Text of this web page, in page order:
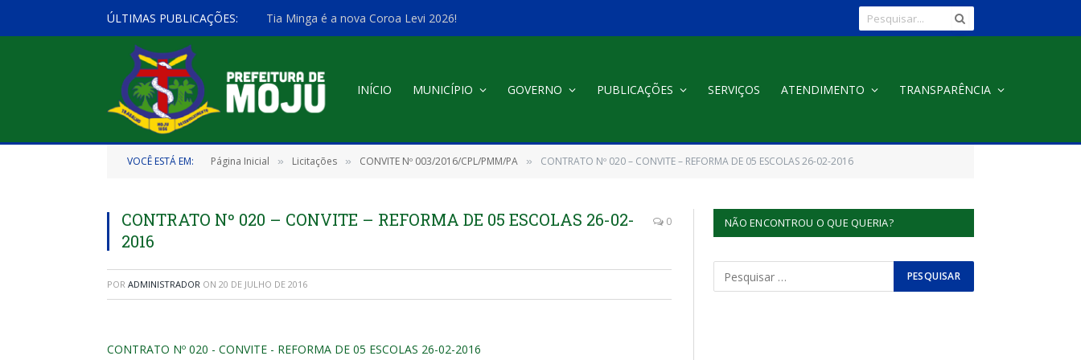
ÚLTIMAS PUBLICAÇÕES: Tia Minga é a nova Coroa Levi 2026!
INÍCIO MUNICÍPIO GOVERNO PUBLICAÇÕES SERVIÇOS ATENDIMENTO TRANSPARÊNCIA
VOCÊ ESTÁ EM: Página Inicial » Licitações » CONVITE Nº 003/2016/CPL/PMM/PA » CONTRATO Nº 020 – CONVITE – REFORMA DE 05 ESCOLAS 26-02-2016
CONTRATO Nº 020 – CONVITE – REFORMA DE 05 ESCOLAS 26-02-
2016
0
POR ADMINISTRADOR ON 20 DE JULHO DE 2016
CONTRATO Nº 020 - CONVITE - REFORMA DE 05 ESCOLAS 26-02-2016
NÃO ENCONTROU O QUE QUERIA?